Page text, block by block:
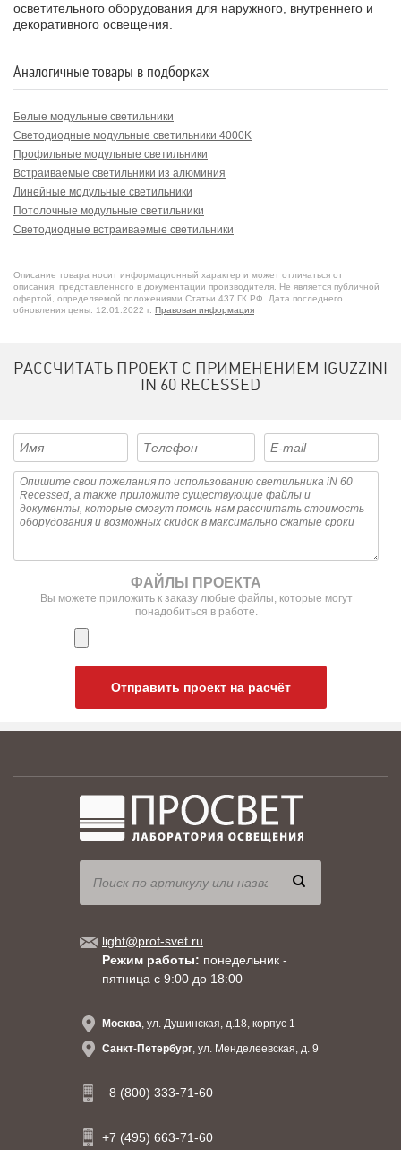
осветительного оборудования для наружного, внутреннего и
декоративного освещения.
Аналогичные товары в подборках
Белые модульные светильники
Светодиодные модульные светильники 4000K
Профильные модульные светильники
Встраиваемые светильники из алюминия
Линейные модульные светильники
Потолочные модульные светильники
Светодиодные встраиваемые светильники
Итальянские модульные светильники
Светодиодные модульные светильники 3000K
Диммируемые модульные светильники
Встраиваемые в потолок светильники
Описание товара носит информационный характер и может отличаться от
описания, представленного в документации производителя. Не является публичной
офертой, определяемой положениями Статьи 437 ГК РФ. Дата последнего
обновления цены: 12.01.2022 г. Правовая информация
РАССЧИТАТЬ ПРОЕКТ С ПРИМЕНЕНИЕМ IGUZZINI
IN 60 RECESSED
ФАЙЛЫ ПРОЕКТА
Вы можете приложить к заказу любые файлы, которые могут
понадобиться в работе.
Отправить проект на расчёт
light@prof-svet.ru
Режим работы: понедельник -
пятница с 9:00 до 18:00
Москва, ул. Душинская, д.18, корпус 1
Санкт-Петербург, ул. Менделеевская, д. 9
8 (800) 333-71-60
+7 (495) 663-71-60